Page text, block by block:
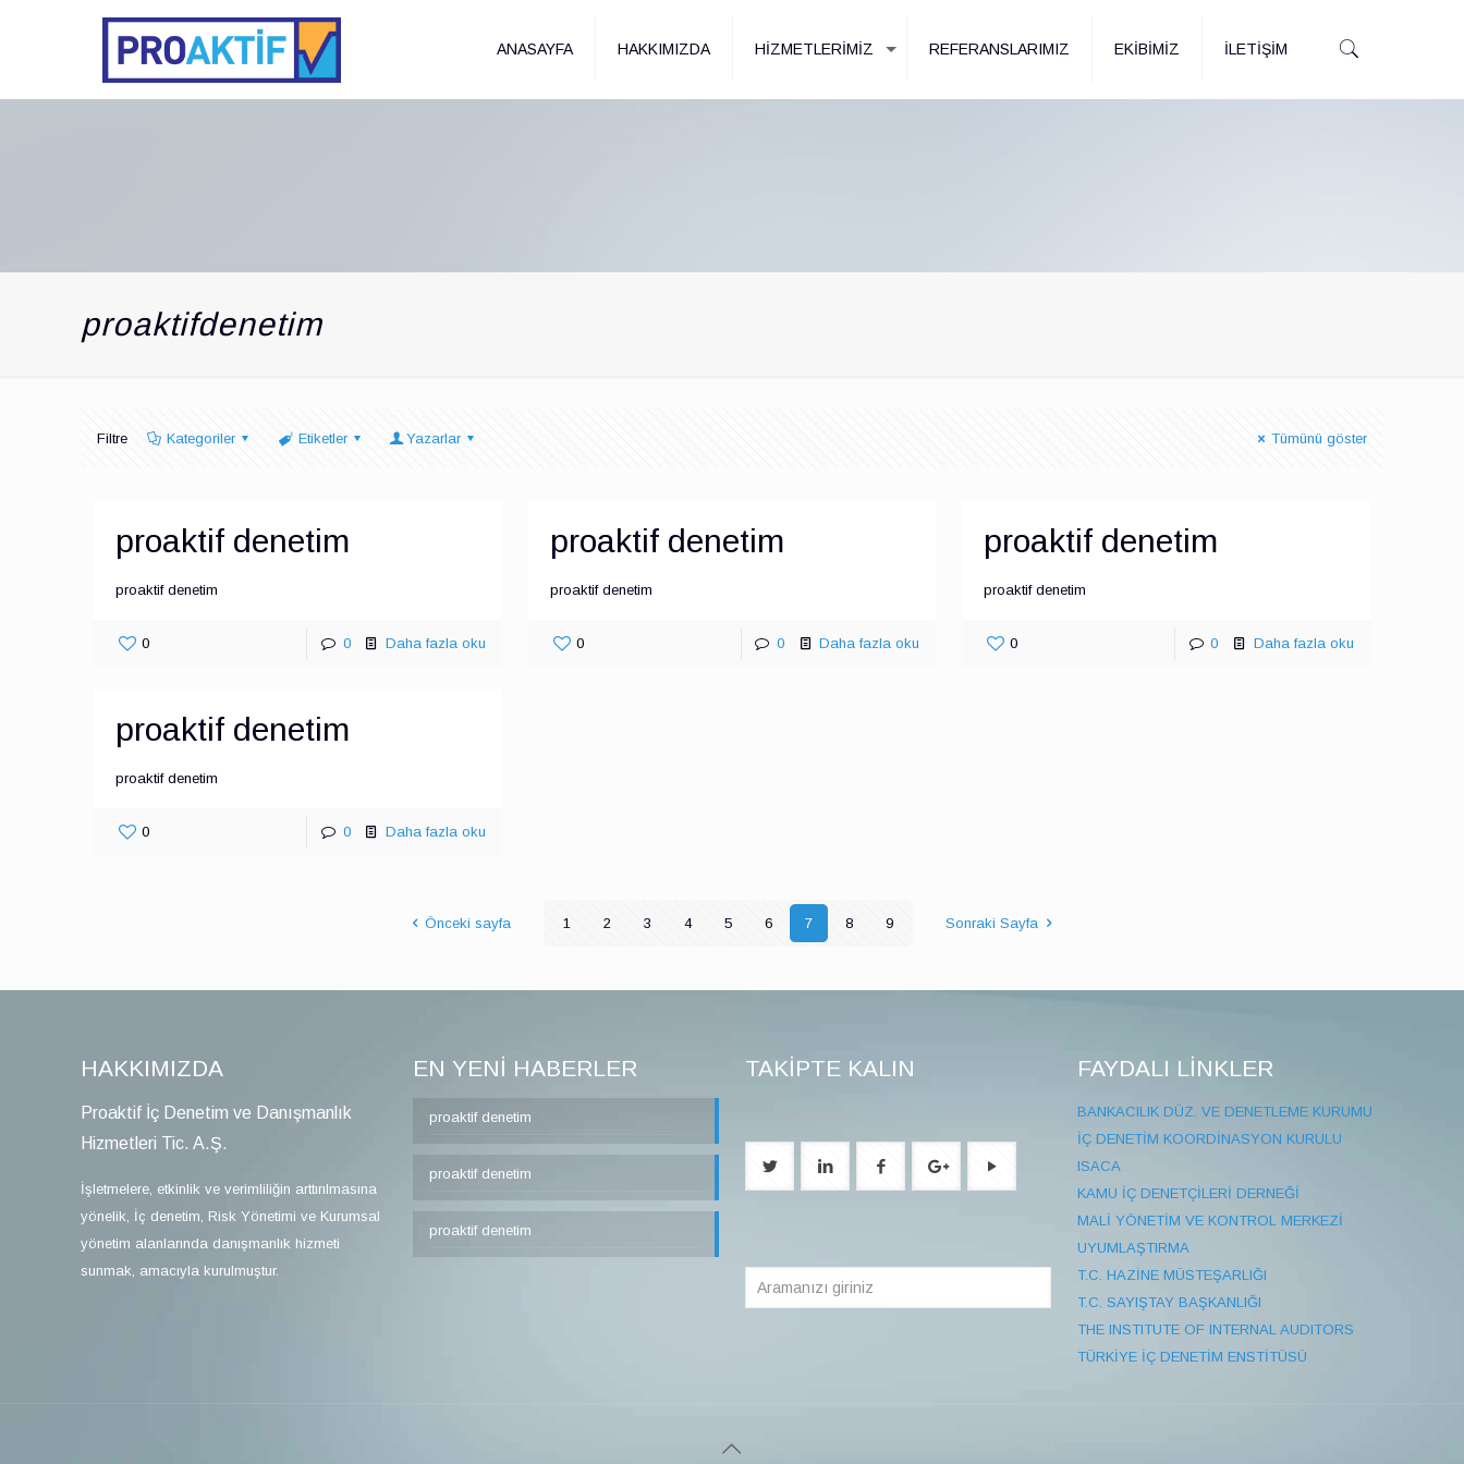
ANASAYFA HAKKIMIZDA HİZMETLERİMİZ REFERANSLARIMIZ EKİBİMİZ İLETİŞİM
proaktifdenetim
Filtre Kategoriler Etiketler Yazarlar Tümünü göster
proaktif denetim
proaktif denetim
0 0 Daha fazla oku
proaktif denetim
proaktif denetim
0 0 Daha fazla oku
proaktif denetim
proaktif denetim
0 0 Daha fazla oku
proaktif denetim
proaktif denetim
0 0 Daha fazla oku
Önceki sayfa 1 2 3 4 5 6 7 8 9 Sonraki Sayfa
HAKKIMIZDA
Proaktif İç Denetim ve Danışmanlık
Hizmetleri Tic. A.Ş.
İşletmelere, etkinlik ve verimliliğin arttırılmasına
yönelik, İç denetim, Risk Yönetimi ve Kurumsal
yönetim alanlarında danışmanlık hizmeti
sunmak, amacıyla kurulmuştur.
EN YENİ HABERLER
proaktif denetim
proaktif denetim
proaktif denetim
TAKİPTE KALIN FAYDALI LİNKLER
BANKACILIK DÜZ. VE DENETLEME KURUMU
İÇ DENETİM KOORDİNASYON KURULU
ISACA
KAMU İÇ DENETÇİLERİ DERNEĞİ
MALİ YÖNETİM VE KONTROL MERKEZİ
UYUMLAŞTIRMA
T.C. HAZİNE MÜSTEŞARLIĞI
T.C. SAYIŞTAY BAŞKANLIĞI
THE INSTITUTE OF INTERNAL AUDITORS
TÜRKİYE İÇ DENETİM ENSTİTÜSÜ